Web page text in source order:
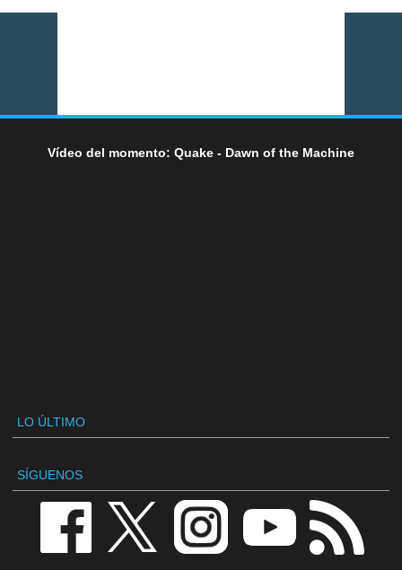
Vídeo del momento: Quake - Dawn of the Machine
LO ÚLTIMO
SÍGUENOS